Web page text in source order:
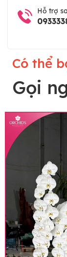
Lưu ý
• Về cây
hoàn chỉnh
Hỗ trợ
Có thể
Gọi